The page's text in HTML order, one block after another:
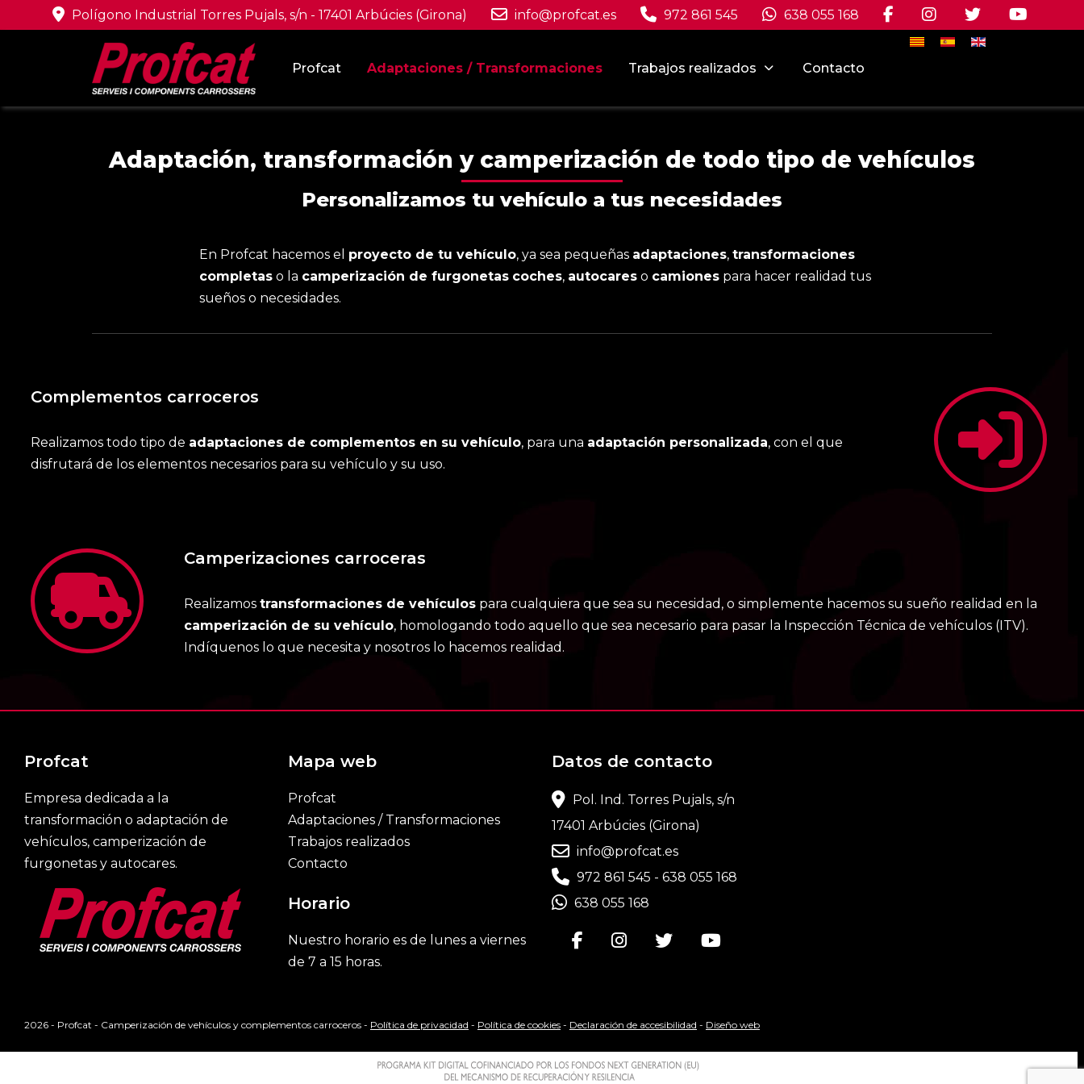
Polígono Industrial Torres Pujals, s/n - 17401 Arbúcies (Girona) info@profcat.es 972 861 545
638 055 168
Seleccione su idioma
Profcat
Adaptaciones / Transformaciones Trabajos realizados Contacto
Adaptación, transformación y camperización de todo tipo de vehículos
Personalizamos tu vehículo a tus necesidades
En Profcat hacemos el proyecto de tu vehículo, ya sea pequeñas adaptaciones, transformaciones
completas o la camperización de furgonetas coches, autocares o camiones para hacer realidad tus
sueños o necesidades.
Complementos carroceros
Realizamos todo tipo de adaptaciones de complementos en su vehículo, para una adaptación personalizada, con el que
disfrutará de los elementos necesarios para su vehículo y su uso.
Camperizaciones carroceras
Realizamos transformaciones de vehículos para cualquiera que sea su necesidad, o simplemente hacemos su sueño realidad en la
camperización de su vehículo, homologando todo aquello que sea necesario para pasar la Inspección Técnica de vehículos (ITV).
Indíquenos lo que necesita y nosotros lo hacemos realidad.
Profcat
Empresa dedicada a la
transformación o adaptación de
vehículos, camperización de
furgonetas y autocares.
Mapa web
Profcat
Adaptaciones / Transformaciones
Trabajos realizados
Contacto
Horario
Nuestro horario es de lunes a viernes
de 7 a 15 horas.
Datos de contacto
Pol. Ind. Torres Pujals, s/n
17401 Arbúcies (Girona)
info@profcat.es
972 861 545 - 638 055 168
638 055 168
2026 - Profcat - Camperización de vehículos y complementos carroceros - Política de privacidad - Política de cookies - Declaración de accesibilidad - Diseño web